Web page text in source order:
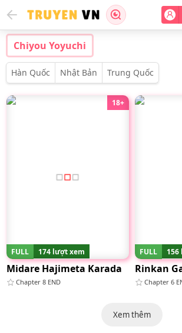
Chiyou Yoyuchi
Hàn Quốc Nhật Bản Trung Quốc
18+
FULL 174 lượt xem
Midare Hajimeta Karada
Chapter 8 END
FULL
Chapter 6
Xem thêm